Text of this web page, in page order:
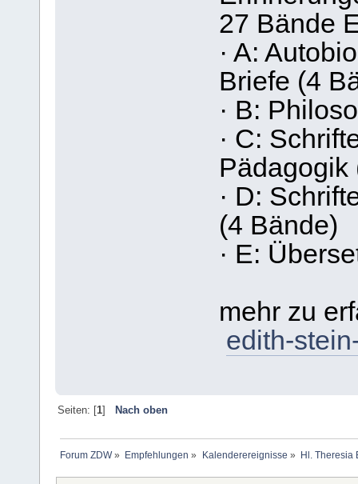
27 Bände
· A:
Briefe (4
· B:
· C:
Pädagogik
· D:
(4 Bände)
· E:
mehr zu
edith-
Seiten: [1] Nach oben
Forum ZDW» Empfehlungen » Kalenderereignisse » Hl. Theresia